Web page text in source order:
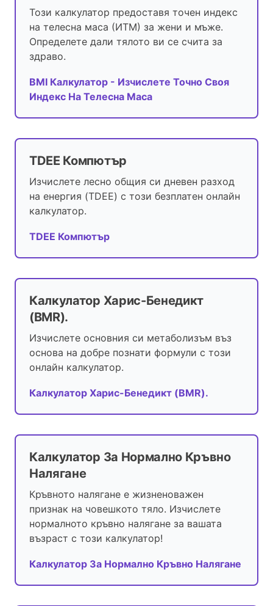
Този калкулатор предоставя точен индекс
на телесна маса (ИТМ) за жени и мъже.
Определете дали тялото ви се счита за
здраво.
BMI Калкулатор - Изчислете Точно Своя
Индекс На Телесна Маса
TDEE Компютър
Изчислете лесно общия си дневен разход
на енергия (TDEE) с този безплатен онлайн
калкулатор.
TDEE Компютър
Калкулатор Харис-Бенедикт
(BMR).
Изчислете основния си метаболизъм въз
основа на добре познати формули с този
онлайн калкулатор.
Калкулатор Харис-Бенедикт (BMR).
Калкулатор За Нормално Кръвно
Налягане
Кръвното налягане е жизненоважен
признак на човешкото тяло. Изчислете
нормалното кръвно налягане за вашата
възраст с този калкулатор!
Калкулатор За Нормално Кръвно Налягане